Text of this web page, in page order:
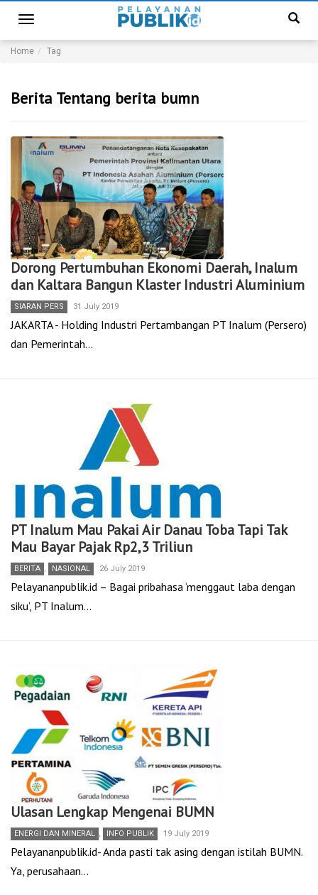
Toggle
navigation
Home Tag
Berita Tentang berita bumn
Dorong Pertumbuhan Ekonomi Daerah, Inalum
dan Kaltara Bangun Klaster Industri Aluminium
SIARAN PERS 31 July 2019
JAKARTA - Holding Industri Pertambangan PT Inalum (Persero)
dan Pemerintah…
PT Inalum Mau Pakai Air Danau Toba Tapi Tak
Mau Bayar Pajak Rp2,3 Triliun
BERITA , NASIONAL 26 July 2019
Pelayananpublik.id – Bagai pribahasa ‘menggaut laba dengan
siku’, PT Inalum…
Ulasan Lengkap Mengenai BUMN
ENERGI DAN MINERAL , INFO PUBLIK 19 July 2019
Pelayananpublik.id- Anda pasti tak asing dengan istilah BUMN.
Ya, perusahaan…